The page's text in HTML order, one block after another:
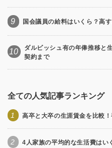
9 国会議員の給料はいくら？高
10
ダルビッシュ有の年俸推移と
契約まで
全ての人気記事ランキング
1 高卒と大卒の生涯賃金を比較
2 4人家族の平均的な生活費はい